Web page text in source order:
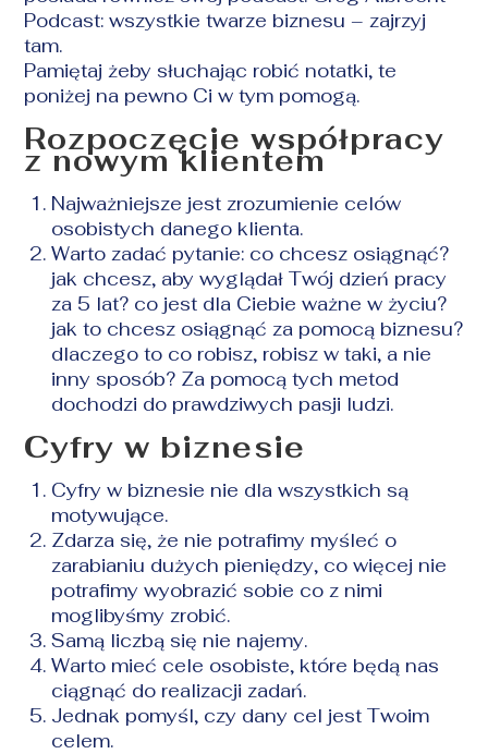
Podcast: wszystkie twarze biznesu – zajrzyj
tam.
Pamiętaj żeby słuchając robić notatki, te
poniżej na pewno Ci w tym pomogą.
Rozpoczęcie współpracy
z nowym klientem
Najważniejsze jest zrozumienie celów
osobistych danego klienta.
Warto zadać pytanie: co chcesz osiągnąć?
jak chcesz, aby wyglądał Twój dzień pracy
za 5 lat? co jest dla Ciebie ważne w życiu?
jak to chcesz osiągnąć za pomocą biznesu?
dlaczego to co robisz, robisz w taki, a nie
inny sposób? Za pomocą tych metod
dochodzi do prawdziwych pasji ludzi.
Cyfry w biznesie
Cyfry w biznesie nie dla wszystkich są
motywujące.
Zdarza się, że nie potrafimy myśleć o
zarabianiu dużych pieniędzy, co więcej nie
potrafimy wyobrazić sobie co z nimi
moglibyśmy zrobić.
Samą liczbą się nie najemy.
Warto mieć cele osobiste, które będą nas
ciągnąć do realizacji zadań.
Jednak pomyśl, czy dany cel jest Twoim
celem.